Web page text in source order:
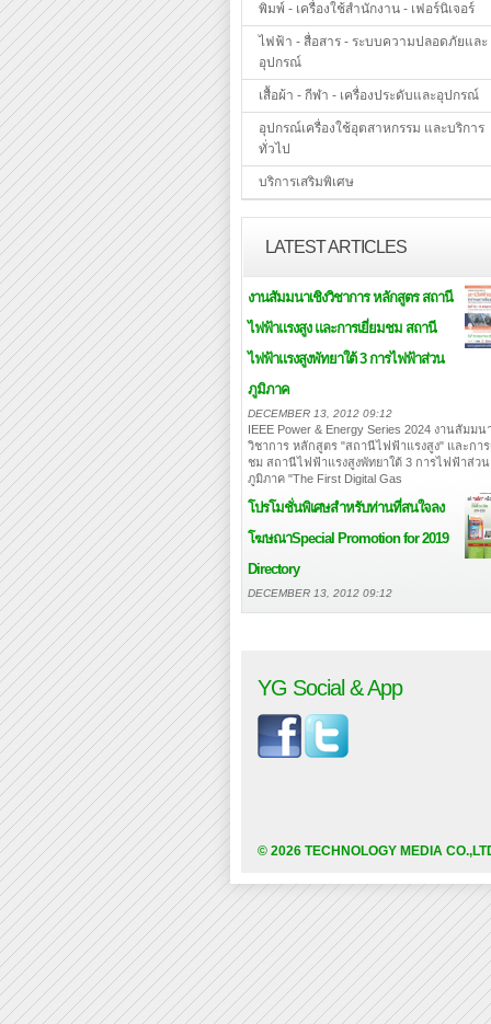
พิมพ์ - เครื่องใช้สำนักงาน - เฟอร์นิเจอร์
ไฟฟ้า - สื่อสาร - ระบบความปลอดภัยและ
อุปกรณ์
เสื้อผ้า - กีฬา - เครื่องประดับและอุปกรณ์
อุปกรณ์เครื่องใช้อุตสาหกรรม และบริการ
ทั่วไป
บริการเสริมพิเศษ
LATEST ARTICLES
งานสัมมนาเชิงวิชาการ หลักสูตร สถานี
ไฟฟ้าแรงสูง และการเยี่ยมชม สถานี
ไฟฟ้าแรงสูงพัทยาใต้ 3 การไฟฟ้าส่วน
ภูมิภาค
DECEMBER 13, 2012 09:12
IEEE Power & Energy Series 2024 งานสัมมน
วิชาการ หลักสูตร "สถานีไฟฟ้าแรงสูง" และการ
ชม สถานีไฟฟ้าแรงสูงพัทยาใต้ 3 การไฟฟ้าส่วน
ภูมิภาค "The First Digital Gas
โปรโมชั่นพิเศษสำหรับท่านที่สนใจลง
โฆษณาSpecial Promotion for 2019
Directory
DECEMBER 13, 2012 09:12
YG Social & App
© 2026 TECHNOLOGY MEDIA